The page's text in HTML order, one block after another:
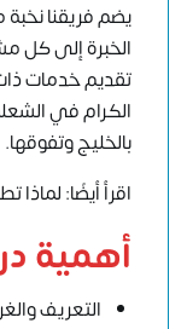
يضم فريقنا
الخبرة إلى كل
تقديم خدمات
الكرام في
بالخليج وتفوقها.
اقرأ أيضًا:
أهمية
التعريف